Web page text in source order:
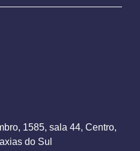
1585, sala 44, Centro,
do Sul